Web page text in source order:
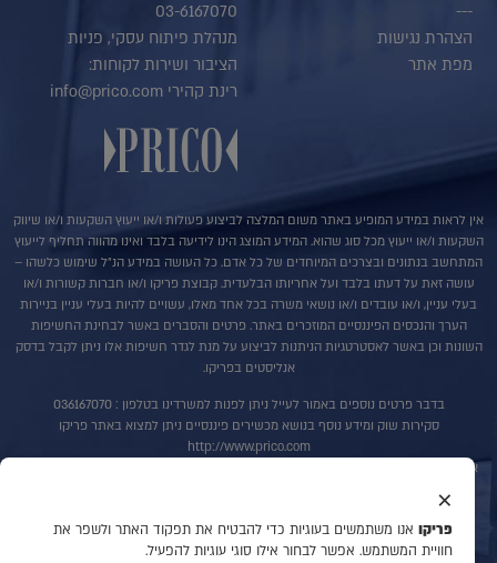
---
הצהרת נגישות
מפת אתר
03-6167070
מנהלת פיתוח עסקי, פניות
הציבור ושירות לקוחות:
רינת קהירי info@prico.com
אין לראות במידע המופיע באתר משום המלצה לביצוע פעולות ו/או ייעוץ השקעות ו/או שיווק
השקעות ו/או ייעוץ מכל סוג שהוא. המידע המוצג הינו לידיעה בלבד ואינו מהווה תחליף לייעוץ
המתחשב בנתונים ובצרכים המיוחדים של כל אדם. כל העושה במידע הנ"ל שימוש כלשהו –
עושה זאת על דעתו בלבד ועל אחריותו הבלעדית. קבוצת פריקו ו/או חברות קשורות ו/או
בעלי עניין, ו/או עובדים ו/או נושאי משרה בכל אחד מאלו, עשויים להיות בעלי עניין בניירות
הערך והנכסים הפיננסיים המוזכרים באתר. פרטים והסברים באשר לבחינת החשיפות
השונות וכן באשר לאסטרטגיות הניתנות לביצוע על מנת לגדר חשיפות אלו ניתן לקבל בדסק
אנליסטים בפריקו.
בדבר פרטים נוספים באמור לעייל ניתן לפנות למשרדינו בטלפון : 036167070
סקירות שוק ומידע נוסף בנושא מכשירים פיננסיים ניתן למצוא באתר פריקו
http://www.prico.com
אין במסמך זה משום הצעה ו/או יעוץ ו/או המלצה כל שהיא לביצוע ו/או אי ביצוע עסקה כל
×
פריקו אנו משתמשים בעוגיות כדי להבטיח את תפקוד האתר ולשפר את
חוויית המשתמש. אפשר לבחור אילו סוגי עוגיות להפעיל.